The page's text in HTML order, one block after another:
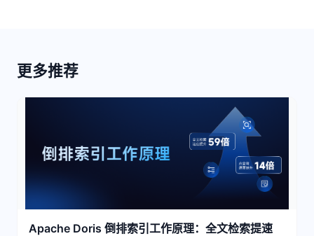
更多推荐
Apache Doris 倒排索引工作原理：全文检索提速